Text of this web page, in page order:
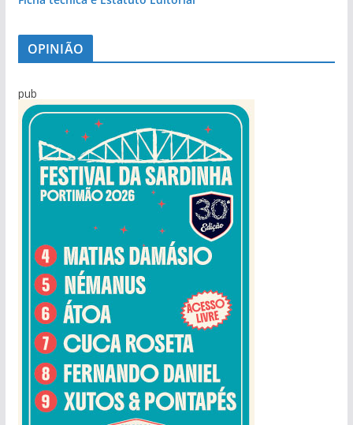
OPINIÃO
pub